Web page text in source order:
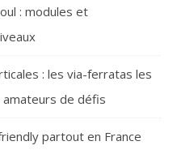
: modules et
: les via-ferratas les
de défis
partout en France